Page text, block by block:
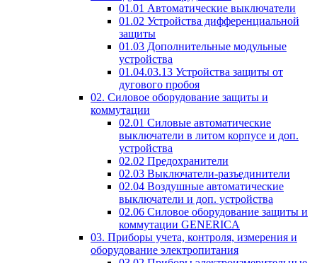
01.01 Автоматические выключатели
01.02 Устройства дифференциальной
защиты
01.03 Дополнительные модульные
устройства
01.04.03.13 Устройства защиты от
дугового пробоя
02. Силовое оборудование защиты и
коммутации
02.01 Силовые автоматические
выключатели в литом корпусе и доп.
устройства
02.02 Предохранители
02.03 Выключатели-разъединители
02.04 Воздушные автоматические
выключатели и доп. устройства
02.06 Силовое оборудование защиты и
коммутации GENERICA
03. Приборы учета, контроля, измерения и
оборудование электропитания